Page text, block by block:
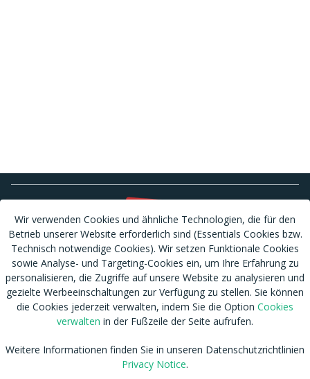
RSS
Tags
Amateur werden
Nutzungsbedingungen
Datenschutzhinweis
Cookies verwalten
NCC Policy
EU DSA
Wir verwenden Cookies und ähnliche Technologien, die für den
Betrieb unserer Website erforderlich sind (Essentials Cookies bzw.
Technisch notwendige Cookies). Wir setzen Funktionale Cookies
sowie Analyse- und Targeting-Cookies ein, um Ihre Erfahrung zu
personalisieren, die Zugriffe auf unsere Website zu analysieren und
gezielte Werbeeinschaltungen zur Verfügung zu stellen. Sie können
die Cookies jederzeit verwalten, indem Sie die Option Cookies
verwalten in der Fußzeile der Seite aufrufen.
Weitere Informationen finden Sie in unseren Datenschutzrichtlinien
Privacy Notice.